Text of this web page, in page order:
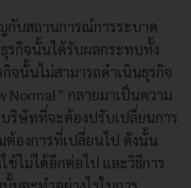
กับสถานการณ์การระบาด
รกิจนั้นได้รับผลกระทบทั้ง
จนั้นไม่สามารถดำเนินธุรกิจ
Normal” กลายมาเป็นความ
ริษัทที่จะต้องปรับเปลี่ยนการ
องการที่เปลี่ยนไป ดังนั้น
ช้ไม่ได้อีกต่อไป และวิธีการ